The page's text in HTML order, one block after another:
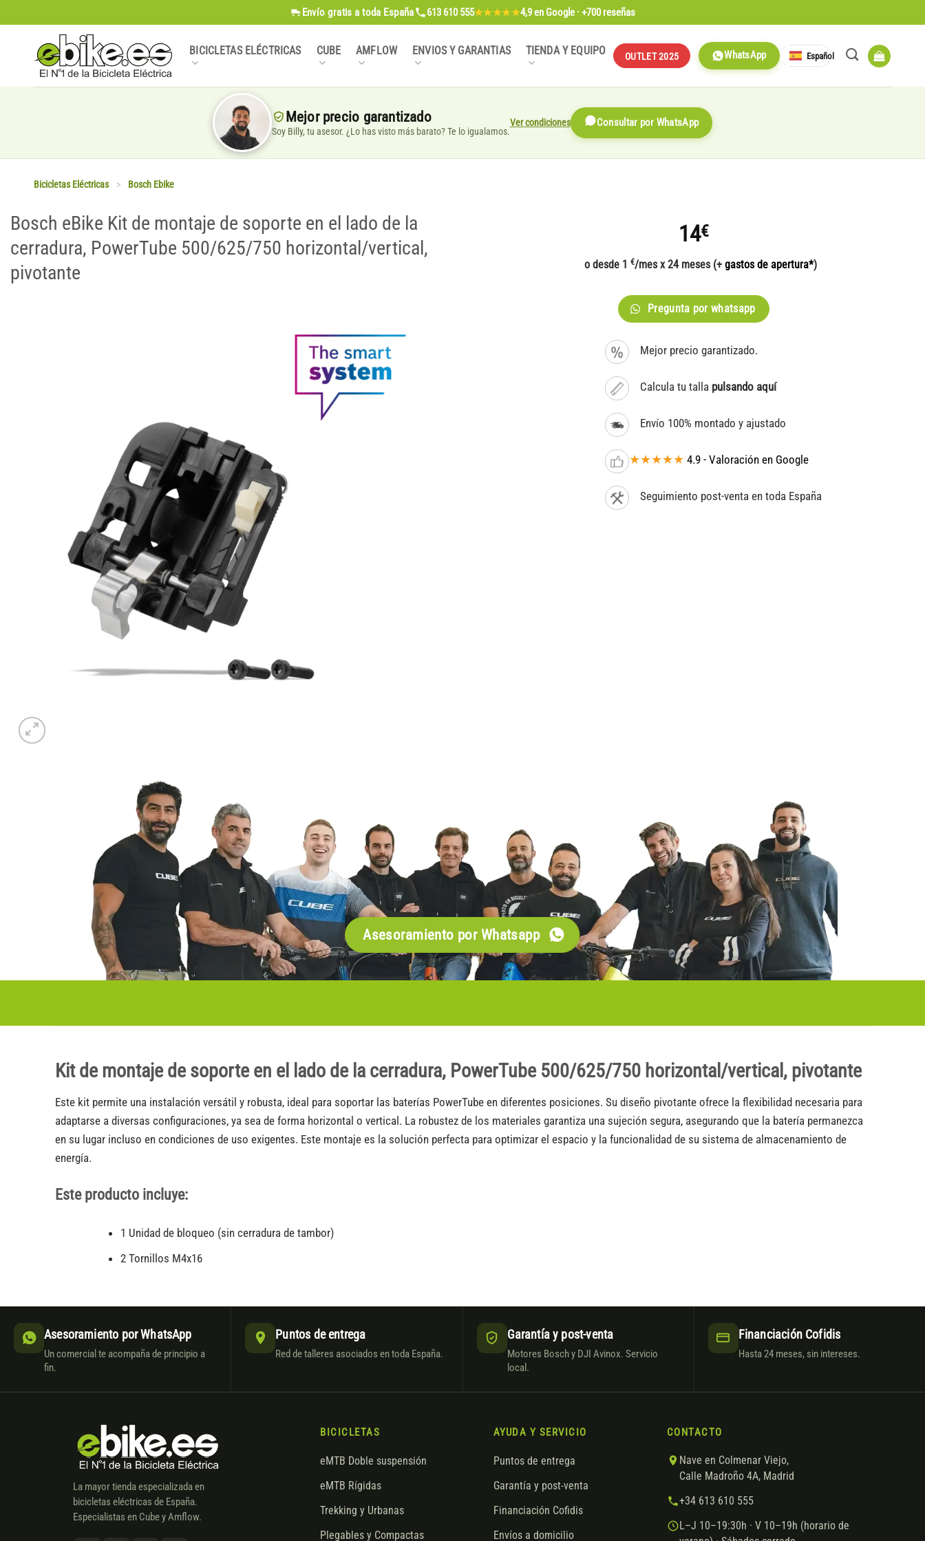
al
contenido
Envío gratis a toda España 613 610 555★★★★★4,9en Google · +700 reseñas
BICICLETAS ELÉCTRICAS CUBE AMFLOW ENVIOS Y GARANTIAS TIENDA Y EQUIPO OUTLET 2025 WhatsApp Español
Mejor precio garantizado
Soy Billy, tu asesor. ¿Lo has visto más barato? Te lo igualamos.
Ver condiciones Consultar por WhatsApp
Bicicletas Eléctricas > Bosch Ebike
Bosch eBike Kit de montaje de soporte en el lado de la
cerradura, PowerTube 500/625/750 horizontal/vertical,
pivotante
14€
o desde 1 €/mes x 24 meses (+ gastos de apertura*)
Pregunta por whatsapp
Mejor precio garantizado.
Calcula tu talla pulsando aquí
Envío 100% montado y ajustado
★★★★★ 4.9 - Valoración en Google
Seguimiento post-venta en toda España
Asesoramiento por Whatsapp
Kit de montaje de soporte en el lado de la cerradura, PowerTube 500/625/750 horizontal/vertical, pivotante
Este kit permite una instalación versátil y robusta, ideal para soportar las baterías PowerTube en diferentes posiciones. Su diseño pivotante ofrece la flexibilidad necesaria para
adaptarse a diversas configuraciones, ya sea de forma horizontal o vertical. La robustez de los materiales garantiza una sujeción segura, asegurando que la batería permanezca
en su lugar incluso en condiciones de uso exigentes. Este montaje es la solución perfecta para optimizar el espacio y la funcionalidad de su sistema de almacenamiento de
energía.
Este producto incluye:
1 Unidad de bloqueo (sin cerradura de tambor)
2 Tornillos M4x16
Asesoramiento por WhatsApp
Un comercial te acompaña de principio a
fin.
Puntos de entrega
Red de talleres asociados en toda España.
Garantía y post-venta
Motores Bosch y DJI Avinox. Servicio
local.
Financiación Cofidis
Hasta 24 meses, sin intereses.
La mayor tienda especializada en
bicicletas eléctricas de España.
Especialistas en Cube y Amflow.
BICICLETAS
eMTB Doble suspensión
eMTB Rígidas
Trekking y Urbanas
Plegables y Compactas
AYUDA Y SERVICIO
Puntos de entrega
Garantía y post-venta
Financiación Cofidis
Envíos a domicilio
CONTACTO
Nave en Colmenar Viejo,
Calle Madroño 4A, Madrid
+34 613 610 555
L–J 10–19:30h · V 10–19h (horario de